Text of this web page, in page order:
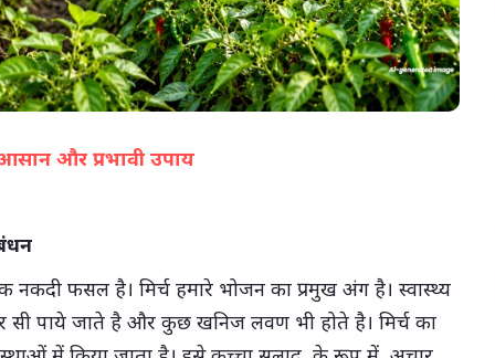
और प्रभावी उपाय
नकदी फसल है। मिर्च हमारे भोजन का प्रमुख अंग है। स्वास्थ्य
सी पाये जाते है और कुछ खनिज लवण भी होते है। मिर्च का